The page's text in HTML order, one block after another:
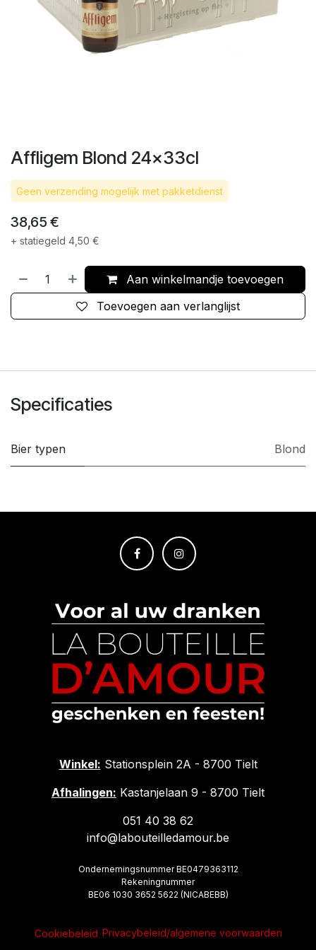
Affligem Blond 24x33cl
Geen verzending mogelijk met pakketdienst
38,65 €
+ statiegeld 4,50 €
Aan winkelmandje toevoegen
Toevoegen aan verlanglijst
Specificaties
Bier typen Blond
Winkel: Stationsplein 2A - 8700 Tielt
Afhalingen: Kastanjelaan 9 - 8700 Tielt
051 40 38 62
info@labouteilledamour.be
Ondernemingsnummer BE0479363112
Rekeningnummer
BE06 1030 3652 5622 (NICABEBB)
Cookiebeleid Privacybeleid/algemene voorwaarden